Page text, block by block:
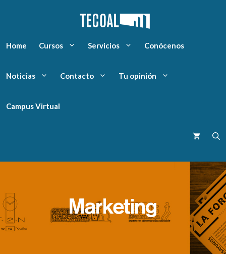
Home Cursos Servicios Conócenos
Noticias Contacto Tu opinión
Campus Virtual